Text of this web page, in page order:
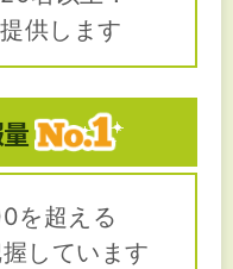
供します
を超える
しています